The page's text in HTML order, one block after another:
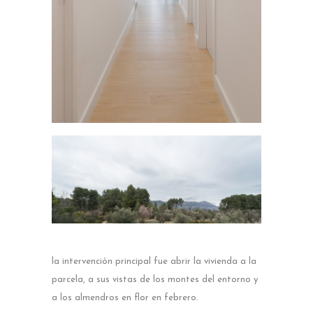
la intervención principal fue abrir la vivienda a la
parcela, a sus vistas de los montes del entorno y
a los almendros en flor en febrero.